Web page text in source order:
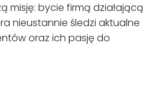
misję: bycie firmą działającą
nieustannie śledzi aktualne
oraz ich pasję do